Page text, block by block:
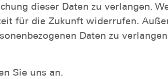
dieser Daten zu verlangen.
für die Zukunft widerrufen.
Daten zu
Sie uns an.